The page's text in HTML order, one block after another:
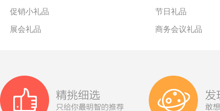
促销小礼品 节日礼品
展会礼品 商务会议礼品